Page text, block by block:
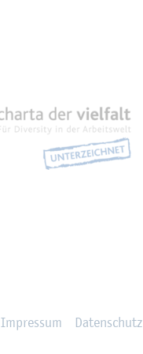
Im­pres­sum Da­ten­schutz